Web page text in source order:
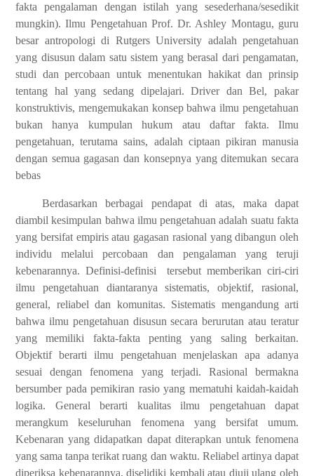
fakta pengalaman dengan istilah yang sesederhana/sesedikit
mungkin). Ilmu Pengetahuan Prof. Dr. Ashley Montagu, guru
besar antropologi di Rutgers University adalah pengetahuan
yang disusun dalam satu sistem yang berasal dari pengamatan,
studi dan percobaan untuk menentukan hakikat dan prinsip
tentang hal yang sedang dipelajari. Driver dan Bel, pakar
konstruktivis, mengemukakan konsep bahwa ilmu pengetahuan
bukan hanya kumpulan hukum atau daftar fakta. Ilmu
pengetahuan, terutama sains, adalah ciptaan pikiran manusia
dengan semua gagasan dan konsepnya yang ditemukan secara
bebas
Berdasarkan berbagai pendapat di atas, maka dapat
diambil kesimpulan bahwa ilmu pengetahuan adalah suatu fakta
yang bersifat empiris atau gagasan rasional yang dibangun oleh
individu melalui percobaan dan pengalaman yang teruji
kebenarannya. Definisi-definisi tersebut memberikan ciri-ciri
ilmu pengetahuan diantaranya sistematis, objektif, rasional,
general, reliabel dan komunitas. Sistematis mengandung arti
bahwa ilmu pengetahuan disusun secara berurutan atau teratur
yang memiliki fakta-fakta penting yang saling berkaitan.
Objektif berarti ilmu pengetahuan menjelaskan apa adanya
sesuai dengan fenomena yang terjadi. Rasional bermakna
bersumber pada pemikiran rasio yang mematuhi kaidah-kaidah
logika. General berarti kualitas ilmu pengetahuan dapat
merangkum keseluruhan fenomena yang bersifat umum.
Kebenaran yang didapatkan dapat diterapkan untuk fenomena
yang sama tanpa terikat ruang dan waktu. Reliabel artinya dapat
diperiksa kebenarannya, diselidiki kembali atau diuji ulang oleh